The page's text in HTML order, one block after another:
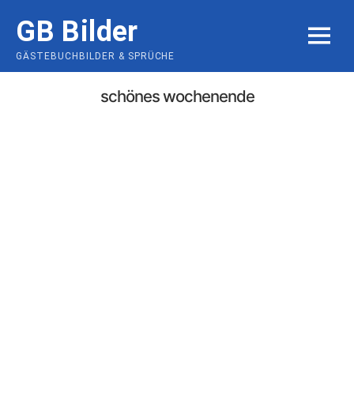
content
GB Bilder
GÄSTEBUCHBILDER & SPRÜCHE
MENU
schönes wochenende